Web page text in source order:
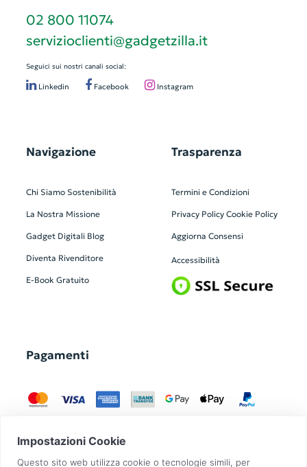
02 800 11074
servizioclienti@gadgetzilla.it
Seguici sui nostri canali social:
Linkedin Facebook Instagram
Navigazione
Chi Siamo Sostenibilità
La Nostra Missione
Gadget Digitali Blog
Diventa Rivenditore
E-Book Gratuito
Trasparenza
Termini e Condizioni
Privacy Policy Cookie Policy
Aggiorna Consensi
Accessibilità
Pagamenti